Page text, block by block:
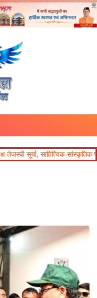
सांस्कृतिक पहल की सराहना आज